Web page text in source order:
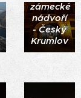
zámecké
nádvoří
- Český
Krumlov